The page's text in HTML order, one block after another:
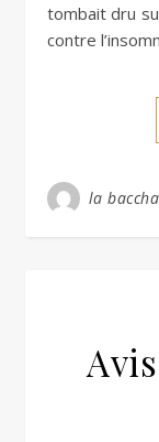
tombait dru
contre
la